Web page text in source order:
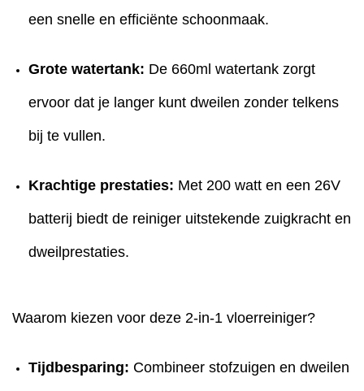
een snelle en efficiënte schoonmaak.
Grote watertank: De 660ml watertank zorgt
ervoor dat je langer kunt dweilen zonder telkens
bij te vullen.
Krachtige prestaties: Met 200 watt en een 26V
batterij biedt de reiniger uitstekende zuigkracht en
dweilprestaties.
Waarom kiezen voor deze 2-in-1 vloerreiniger?
Tijdbesparing: Combineer stofzuigen en dweilen